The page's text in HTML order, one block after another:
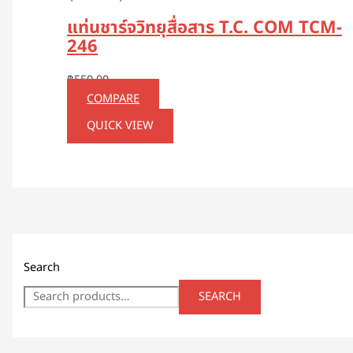
Search
SEARCH
แท่นชาร์จวิทยุสื่อสาร T.C. COM TCM-
246
฿550.00
COMPARE
QUICK VIEW